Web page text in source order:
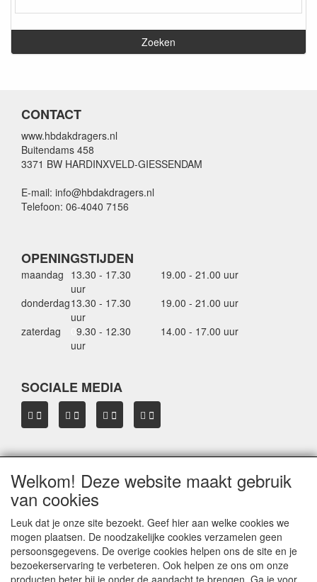
CONTACT
www.hbdakdragers.nl
Buitendams 458
3371 BW HARDINXVELD-GIESSENDAM
E-mail: info@hbdakdragers.nl
Telefoon: 06-4040 7156
OPENINGSTIJDEN
maandag 13.30 - 17.30
uur
19.00 - 21.00 uur
donderdag13.30 - 17.30
uur
19.00 - 21.00 uur
zaterdag
9.30 - 12.30
uur
14.00 - 17.00 uur
SOCIALE MEDIA
OVER HBDAKDRAGERS.NL
Dakkoffer verhuur Hardinxveld-Giessendam
Verkoop dakkoffers en skiboxen
Onze merken
Herroepingslink aanvragen
Welkom! Deze website maakt gebruik
van cookies
Leuk dat je onze site bezoekt. Geef hier aan welke cookies we
mogen plaatsen. De noodzakelijke cookies verzamelen geen
persoonsgegevens. De overige cookies helpen ons de site en je
bezoekerservaring te verbeteren. Ook helpen ze ons om onze
producten beter bij je onder de aandacht te brengen. Ga je voor